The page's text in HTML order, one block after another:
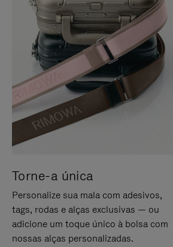
Torne-a única
Personalize sua mala com adesivos,
tags, rodas e alças exclusivas — ou
adicione um toque único à bolsa com
nossas alças personalizadas.